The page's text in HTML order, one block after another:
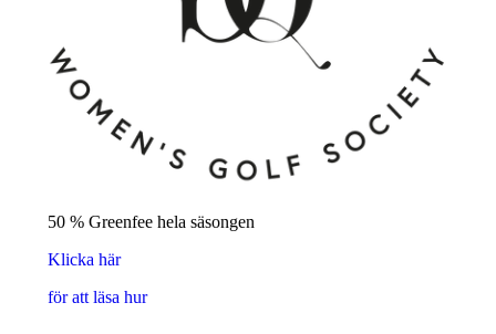
50 % Greenfee hela säsongen
Klicka här
för att läsa hur